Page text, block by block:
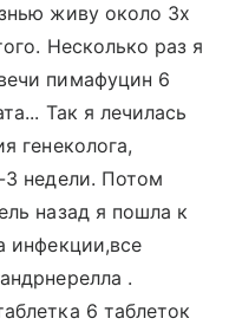
живу около 3х
Несколько раз я
пимафуцин 6
Так я лечилась
генеколога,
3 недели. Потом
назад я пошла к
инфекции,все
.
6 таблеток